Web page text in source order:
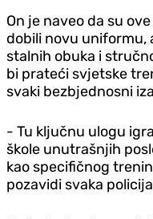
On je naveo da su
dobili novu uniformu,
stalnih obuka i
bi prateći svjetske
svaki bezbjednosni
- Tu ključnu ulogu
škole unutrašnjih
kao specifičnog
pozavidi svaka